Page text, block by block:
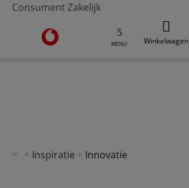
Consument Zakelijk
Ga naar de Vodafone homepage
MENU Winkelwagen
Inspiratie Innovatie